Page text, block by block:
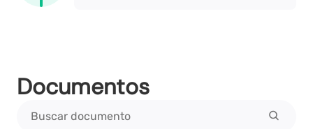
Documentos